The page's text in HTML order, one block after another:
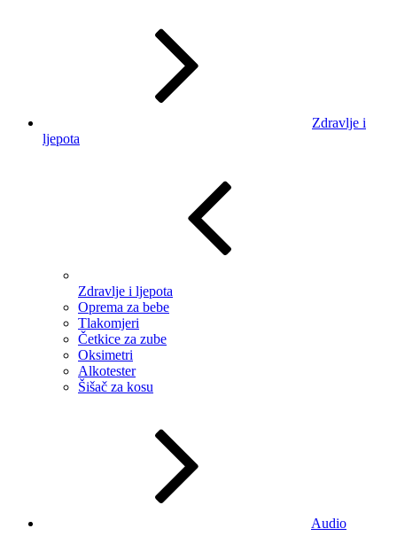
Zdravlje i
ljepota
Zdravlje i ljepota
Oprema za bebe
Tlakomjeri
Četkice za zube
Oksimetri
Alkotester
Šišač za kosu
Audio